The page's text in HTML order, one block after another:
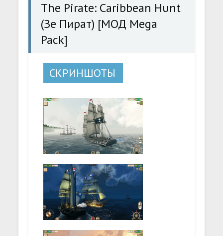
The Pirate: Caribbean Hunt
(Зе Пират) [МОД Mega
Pack]
СКРИНШОТЫ